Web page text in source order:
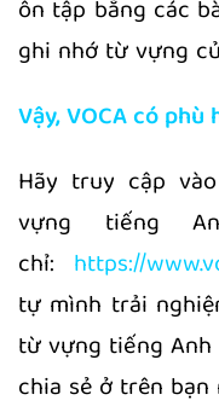
ôn tập bằng các
ghi nhớ từ vựng
Vậy, VOCA có phù
Hãy truy cập
vựng tiếng
chỉ: https://
tự mình trải
từ vựng tiếng Anh
chia sẻ ở trên bạn